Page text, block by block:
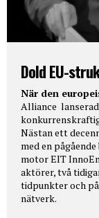
Dold EU-
När den
Alliance
Nästan ett
med en
motor EIT
aktörer, två
tidpunkter och
nätverk.